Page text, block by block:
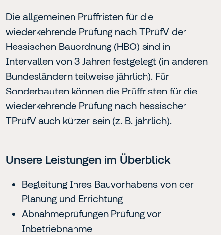
Die allgemeinen Prüffristen für die
wiederkehrende Prüfung nach TPrüfV der
Hessischen Bauordnung (HBO) sind in
Intervallen von 3 Jahren festgelegt (in anderen
Bundesländern teilweise jährlich). Für
Sonderbauten können die Prüffristen für die
wiederkehrende Prüfung nach hessischer
TPrüfV auch kürzer sein (z. B. jährlich).
Unsere Leistungen im Überblick
Begleitung Ihres Bauvorhabens von der
Planung und Errichtung
Abnahmeprüfungen Prüfung vor
Inbetriebnahme